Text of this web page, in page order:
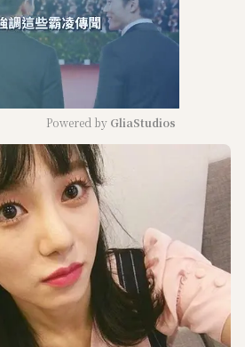
Powered by GliaStudios